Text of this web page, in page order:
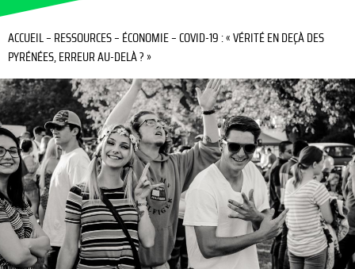
ACCUEIL– RESSOURCES– ÉCONOMIE–COVID-19 : « VÉRITÉ EN DEÇÀ DES
PYRÉNÉES, ERREUR AU-DELÀ ? »